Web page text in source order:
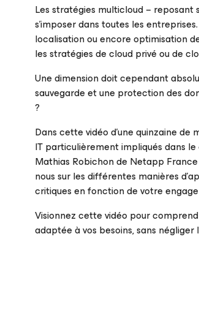
Inscrivez-vous pour regarder le
Les stratégies multicloud –
s’imposer dans toutes les
localisation ou encore optimisation
les stratégies de cloud privé ou de
Une dimension doit cependant
sauvegarde et une protection des
?
Dans cette vidéo d’une quinzaine de
IT particulièrement impliqués dans
Mathias Robichon de Netapp
nous sur les différentes manières
critiques en fonction de votre
Visionnez cette vidéo pour
adaptée à vos besoins, sans